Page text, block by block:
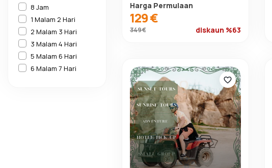
8 Jam
1 Malam 2 Hari
2 Malam 3 Hari
3 Malam 4 Hari
5 Malam 6 Hari
6 Malam 7 Hari
Harga Permulaan
129 €
349 € diskaun %63